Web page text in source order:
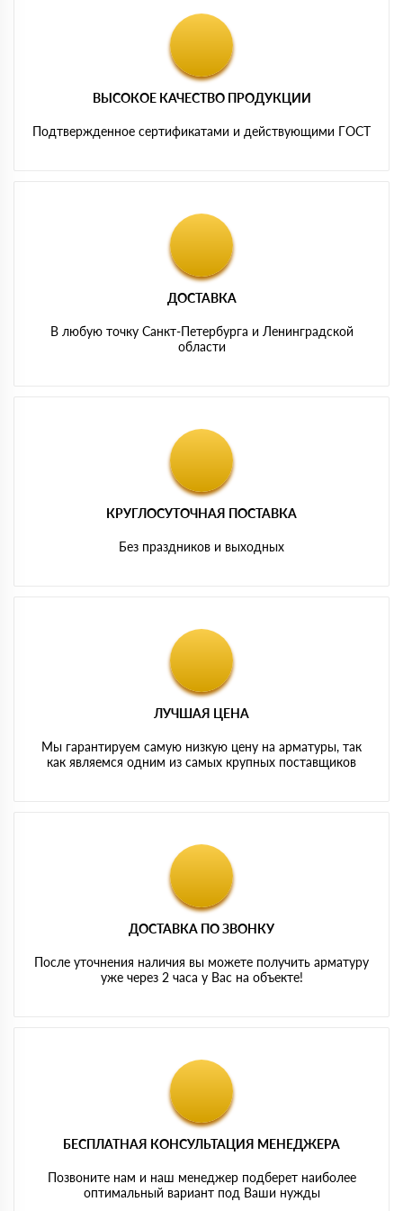
ВЫСОКОЕ КАЧЕСТВО ПРОДУКЦИИ
Подтвержденное сертификатами и действующими ГОСТ
ДОСТАВКА
В любую точку Санкт-Петербурга и Ленинградской
области
КРУГЛОСУТОЧНАЯ ПОСТАВКА
Без праздников и выходных
ЛУЧШАЯ ЦЕНА
Мы гарантируем самую низкую цену на арматуры, так
как являемся одним из самых крупных поставщиков
ДОСТАВКА ПО ЗВОНКУ
После уточнения наличия вы можете получить арматуру
уже через 2 часа у Вас на объекте!
БЕСПЛАТНАЯ КОНСУЛЬТАЦИЯ МЕНЕДЖЕРА
Позвоните нам и наш менеджер подберет наиболее
оптимальный вариант под Ваши нужды